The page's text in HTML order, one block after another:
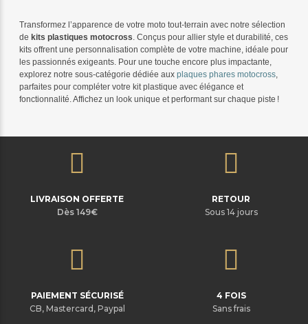
Transformez l’apparence de votre moto tout-terrain avec notre sélection
de kits plastiques motocross. Conçus pour allier style et durabilité, ces
kits offrent une personnalisation complète de votre machine, idéale pour
les passionnés exigeants. Pour une touche encore plus impactante,
explorez notre sous-catégorie dédiée aux plaques phares motocross,
parfaites pour compléter votre kit plastique avec élégance et
fonctionnalité. Affichez un look unique et performant sur chaque piste !
LIVRAISON OFFERTE
Dès 149€
RETOUR
Sous 14 jours
PAIEMENT SÉCURISÉ
CB, Mastercard, Paypal
4 FOIS
Sans frais